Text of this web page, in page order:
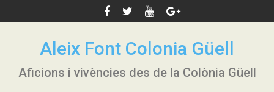
to
Aleix Font Colonia Güell
Aficions i vivències des de la Colònia Güell